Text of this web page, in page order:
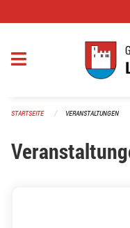
STARTSEITE VERANSTALTUNGEN